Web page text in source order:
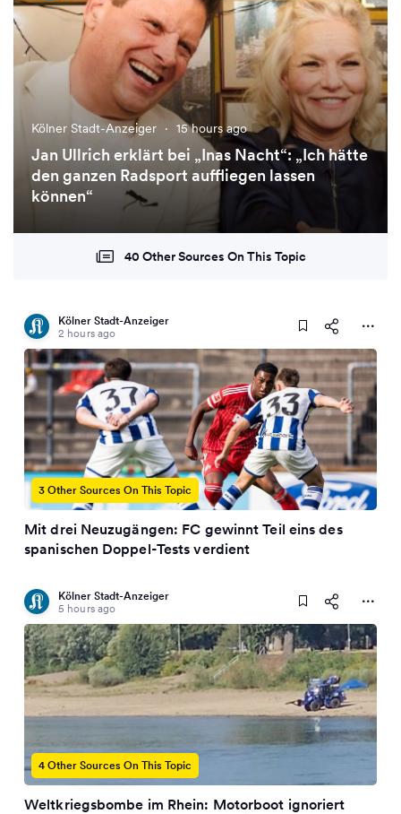
Kölner Stadt-Anzeiger · 15 hours ago
Jan Ullrich erklärt bei „Inas Nacht“: „Ich hätte
den ganzen Radsport auffliegen lassen
können“
40 Other Sources On This Topic
Kölner Stadt-Anzeiger
2 hours ago
3 Other Sources On This Topic
Mit drei Neuzugängen: FC gewinnt Teil eins des
spanischen Doppel-Tests verdient
Kölner Stadt-Anzeiger
5 hours ago
4 Other Sources On This Topic
Weltkriegsbombe im Rhein: Motorboot ignoriert